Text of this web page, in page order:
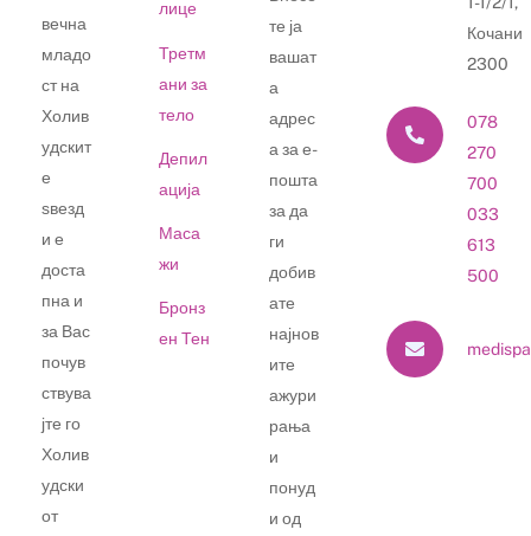
вечна
младо
ст на
Холив
удскит
е
ѕвезд
и е
доста
пна и
за Вас
почув
ствува
јте го
Холив
удски
от
лице
Третм
ани за
тело
Депил
ација
Маса
жи
Бронз
ен Тен
те ја
вашат
а
адрес
а за е-
пошта
за да
ги
добив
ате
најнов
ите
ажури
рања
и
понуд
и од
Кочани
2300
078
270
700
033
613
500